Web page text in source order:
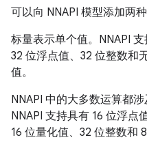
可以向 NNAPI 模型添加两
标量表示单个值。NNAPI 支
32 位浮点值、32 位整数和
值。
NNAPI 中的大多数运算都
NNAPI 支持具有 16 位浮点
16 位量化值、32 位整数和